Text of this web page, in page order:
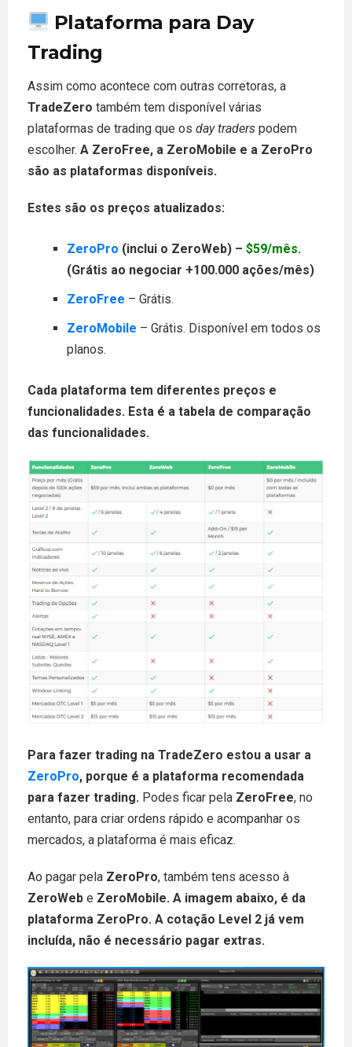
Plataforma para Day
Trading
Assim como acontece com outras corretoras, a
TradeZero também tem disponível várias
plataformas de trading que os day traders podem
escolher. A ZeroFree, a ZeroMobile e a ZeroPro
são as plataformas disponíveis.
Estes são os preços atualizados:
ZeroPro (inclui o ZeroWeb) – $59/mês.
(Grátis ao negociar +100.000 ações/mês)
ZeroFree – Grátis.
ZeroMobile – Grátis. Disponível em todos os
planos.
Cada plataforma tem diferentes preços e
funcionalidades. Esta é a tabela de comparação
das funcionalidades.
Para fazer trading na TradeZero estou a usar a
ZeroPro, porque é a plataforma recomendada
para fazer trading. Podes ficar pela ZeroFree, no
entanto, para criar ordens rápido e acompanhar os
mercados, a plataforma é mais eficaz.
Ao pagar pela ZeroPro, também tens acesso à
ZeroWeb e ZeroMobile. A imagem abaixo, é da
plataforma ZeroPro. A cotação Level 2 já vem
incluída, não é necessário pagar extras.